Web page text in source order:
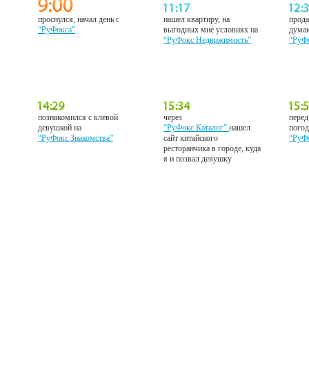
проснулся, начал день с
“РуФокса”
нашел квартиру, на
выгодных мне условиях на
“РуФокс Недвижимость”
познакомился с клевой
девушкой на
“РуФокс Знакомства”
через
“РуФокс Каталог”нашел
сайт китайского
ресторанчика в городе, куда
я и позвал девушку